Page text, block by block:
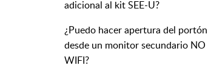
adicional al kit SEE-U?
¿Puedo hacer apertura del portón
desde un monitor secundario NO
WIFI?